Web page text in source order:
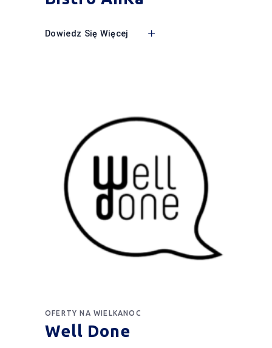
Dowiedz Się Więcej
OFERTY NA WIELKANOC
Well Done